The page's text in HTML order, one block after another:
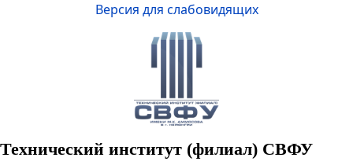
Версия для слабовидящих
Технический институт (филиал) СВФУ